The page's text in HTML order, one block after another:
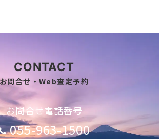
CONTACT
問合せ・Web査定予約
お問合せ電話番号
055-963-1500